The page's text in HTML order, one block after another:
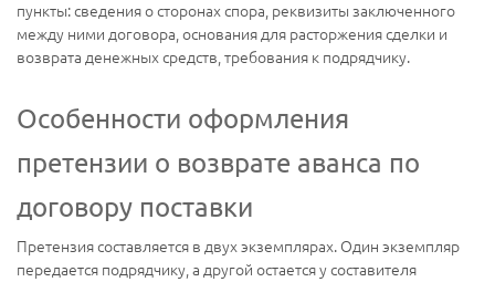
пункты: сведения о сторонах спора, реквизиты заключенного
между ними договора, основания для расторжения сделки и
возврата денежных средств, требования к подрядчику.
Особенности оформления
претензии о возврате аванса по
договору поставки
Претензия составляется в двух экземплярах. Один экземпляр
передается подрядчику, а другой остается у составителя